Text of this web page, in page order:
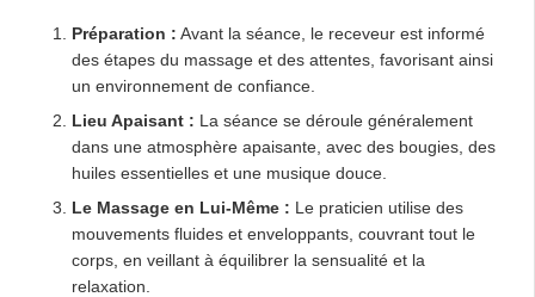
Préparation : Avant la séance, le receveur est informé
des étapes du massage et des attentes, favorisant ainsi
un environnement de confiance.
Lieu Apaisant : La séance se déroule généralement
dans une atmosphère apaisante, avec des bougies, des
huiles essentielles et une musique douce.
Le Massage en Lui-Même : Le praticien utilise des
mouvements fluides et enveloppants, couvrant tout le
corps, en veillant à équilibrer la sensualité et la
relaxation.